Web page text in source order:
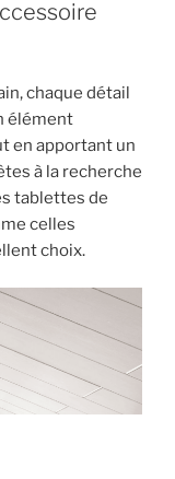
chaque détail
élément
en apportant un
à la recherche
tablettes de
celles
choix.